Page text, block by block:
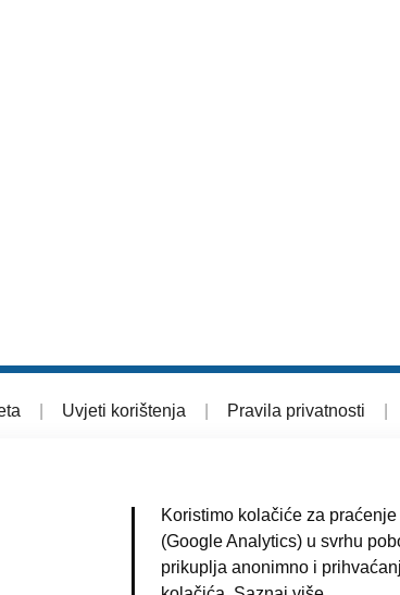
Uvjeti korištenja Pravila privatnosti
Koristimo kolačiće za
(Google Analytics) u svrhu
prikuplja anonimno i